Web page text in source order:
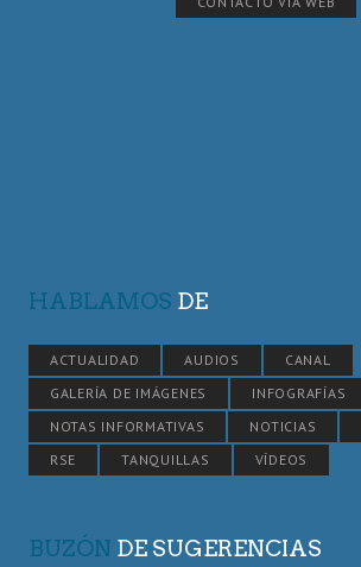
HABLAMOS DE
ACTUALIDAD AUDIOS
CANAL
GALERÍA DE IMÁGENES
INFOGRAFÍAS
NOTAS INFORMATIVAS
NOTICIAS
RSE
TANQUILLAS VÍDEOS
BUZÓN DE SUGERENCIAS